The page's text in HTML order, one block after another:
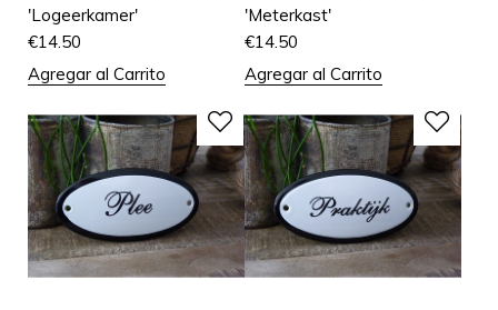
'Logeerkamer'
€14.50
Agregar al Carrito
'Meterkast'
€14.50
Agregar al Carrito